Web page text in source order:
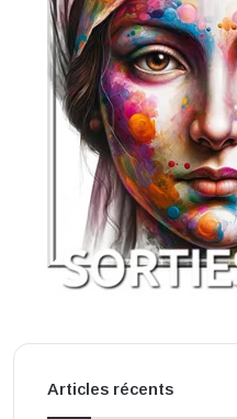
Articles récents